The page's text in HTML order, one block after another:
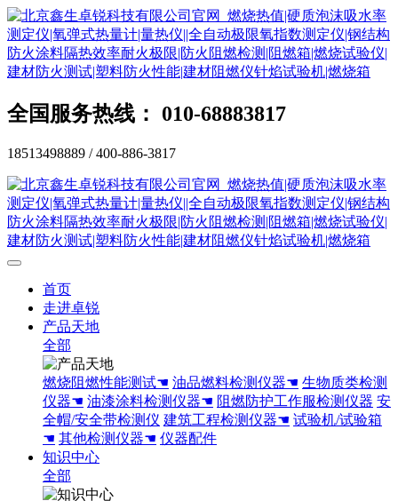
全国服务热线： 010-68883817
18513498889 / 400-886-3817
首页
走进卓锐
产品天地
全部
燃烧阻燃性能测试☚ 油品燃料检测仪器☚ 生物质类检测
仪器☚ 油漆涂料检测仪器☚ 阻燃防护工作服检测仪器 安
全帽/安全带检测仪 建筑工程检测仪器☚ 试验机/试验箱
☚ 其他检测仪器☚ 仪器配件
知识中心
全部